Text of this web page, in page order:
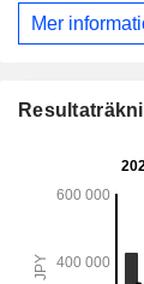
Mer